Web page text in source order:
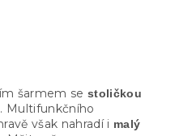
šarmem se stoličkou
. Multifunkčního
však nahradí i malý